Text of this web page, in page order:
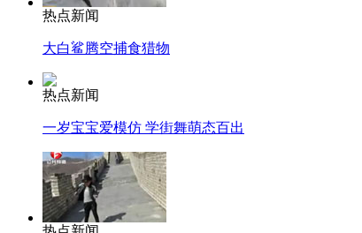
热点新闻
大白鲨腾空捕食猎物
热点新闻
一岁宝宝爱模仿 学街舞萌态百出